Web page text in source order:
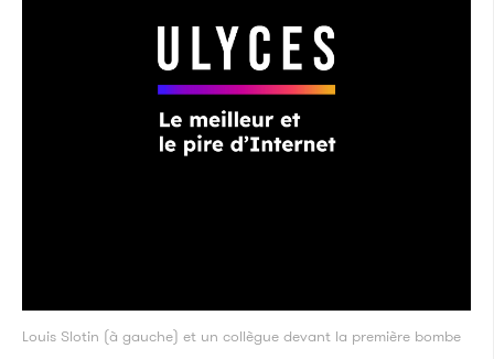
Louis Slotin (à gauche) et un collègue devant la première bombe